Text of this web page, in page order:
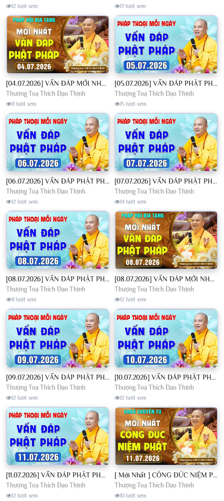
12 lượt xem 17 lượt xem
[04.07.2026] VẤN ĐÁP MỚI NHẤT - Pháp Hội Địa Tạng Chùa Khai Nguyên | TT. Thích Đạo Thịnh
Thượng Toạ Thích Đạo Thịnh
11 lượt xem
[05.07.2026] VẤN ĐÁP PHẬT PHÁP - Nghe Thầy giảng Pháp mỗi ngày CÔNG ĐỨC VÔ LƯỢNG│TT. Thích Đạo Thịnh
Thượng Toạ Thích Đạo Thịnh
15 lượt xem
[06.07.2026] VẤN ĐÁP PHẬT PHÁP - Nghe Thầy giảng Pháp mỗi ngày CÔNG ĐỨC VÔ LƯỢNG│TT. Thích Đạo Thịnh
Thượng Toạ Thích Đạo Thịnh
12 lượt xem
[07.07.2026] VẤN ĐÁP PHẬT PHÁP - Nghe Thầy giảng Pháp mỗi ngày CÔNG ĐỨC VÔ LƯỢNG│TT. Thích Đạo Thịnh
Thượng Toạ Thích Đạo Thịnh
14 lượt xem
[08.07.2026] VẤN ĐÁP PHẬT PHÁP - Nghe Thầy giảng Pháp mỗi ngày CÔNG ĐỨC VÔ LƯỢNG│TT. Thích Đạo Thịnh
Thượng Toạ Thích Đạo Thịnh
11 lượt xem
[08.07.2026] VẤN ĐÁP MỚI NHẤT - Pháp Hội Địa Tạng Chùa Khai Nguyên | TT. Thích Đạo Thịnh
Thượng Toạ Thích Đạo Thịnh
12 lượt xem
[09.07.2026] VẤN ĐÁP PHẬT PHÁP - Nghe Thầy giảng Pháp mỗi ngày CÔNG ĐỨC VÔ LƯỢNG│TT. Thích Đạo Thịnh
Thượng Toạ Thích Đạo Thịnh
12 lượt xem
[10.07.2026] VẤN ĐÁP PHẬT PHÁP - Nghe Thầy giảng Pháp mỗi ngày CÔNG ĐỨC VÔ LƯỢNG│TT. Thích Đạo Thịnh
Thượng Toạ Thích Đạo Thịnh
12 lượt xem
[11.07.2026] VẤN ĐÁP PHẬT PHÁP - Nghe Thầy giảng Pháp mỗi ngày CÔNG ĐỨC VÔ LƯỢNG│TT. Thích Đạo Thịnh
Thượng Toạ Thích Đạo Thịnh
12 lượt xem
[ Mới Nhất ] CÔNG ĐỨC NIỆM PHẬT - Khoá Chuyên Tu Chùa Khai Nguyên 11/07/2026 | TT. Thích Đạo Thịnh
Thượng Toạ Thích Đạo Thịnh
10 lượt xem